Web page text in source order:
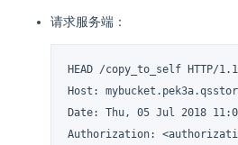
请求服务端：
HEAD /copy_to_self HTTP/1.1
Host:
Date: Thu, 05 Jul 2018
Authorization: